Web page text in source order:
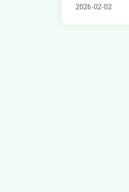
2026-02-02